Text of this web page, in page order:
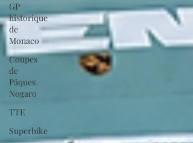
GP
historique
de
Monaco
Coupes
de
Pâques
Nogaro
TTE
Superbike